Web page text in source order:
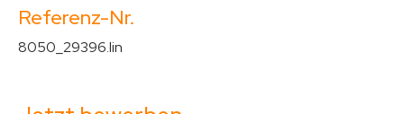
Referenz-Nr.
8050_29396.lin